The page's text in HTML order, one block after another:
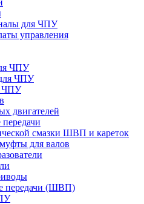
для ЧПУ
управления
ЧПУ
ЧПУ
ЧПУ
двигателей
смазки ШВП и кареток
для валов
передачи (ШВП)